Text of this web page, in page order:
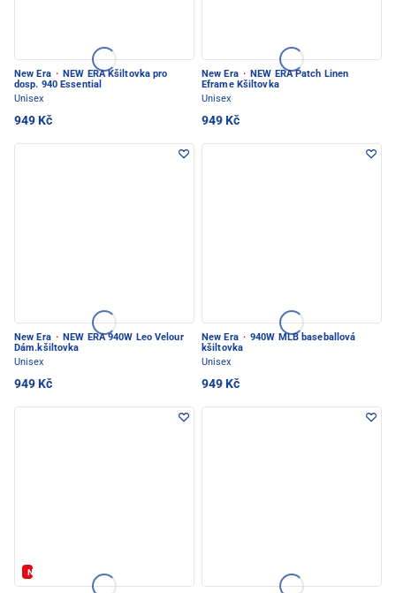
New Era · NEW ERA Kšiltovka pro
dosp. 940 Essential
Unisex
949 Kč
New Era · NEW ERA Patch Linen
Eframe Kšiltovka
Unisex
949 Kč
New Era · NEW ERA 940W Leo Velour
Dám.kšiltovka
Unisex
949 Kč
New Era · 940W MLB baseballová
kšiltovka
Unisex
949 Kč
Novinka